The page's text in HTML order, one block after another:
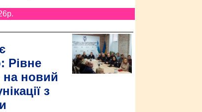
Рівне
на новий
з